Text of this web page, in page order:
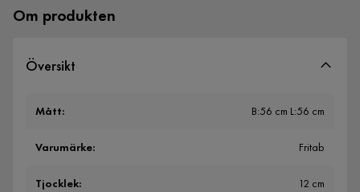
Om produkten
Översikt
Mått: B:56 cm L:56 cm
Varumärke: Fritab
Tjocklek: 12 cm